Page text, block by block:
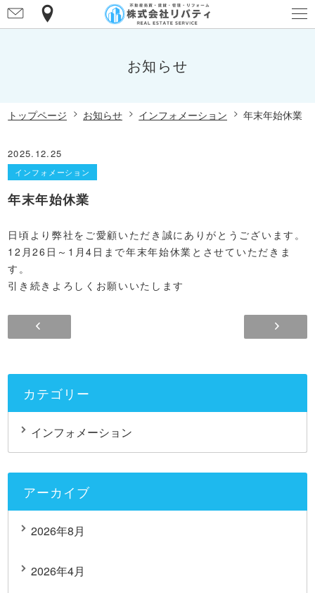
お
問
せ
ッ
お知らせ
トップページ お知らせ インフォメーション 年末年始休業
2025.12.25
インフォメーション
年末年始休業
日頃より弊社をご愛顧いただき誠にありがとうございます。
12月26日～1月4日まで年末年始休業とさせていただきま
す。
引き続きよろしくお願いいたします
カテゴリー
インフォメーション
アーカイブ
2026年8月
2026年4月